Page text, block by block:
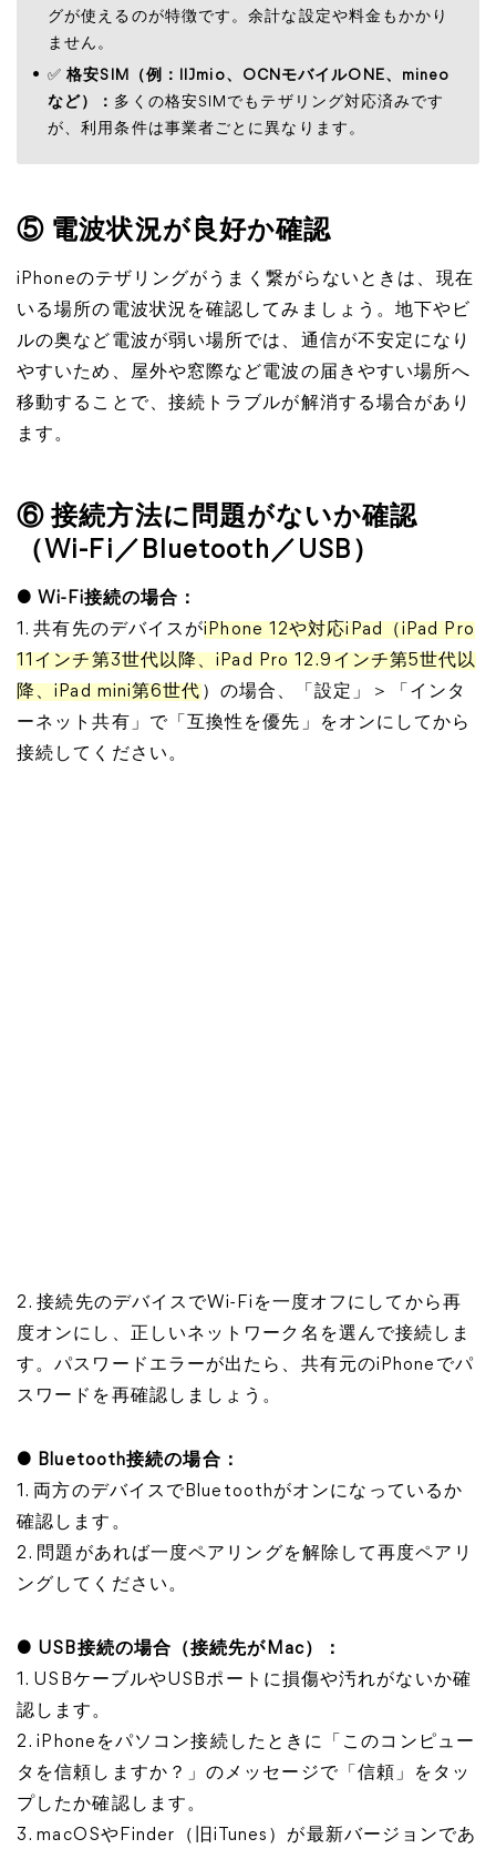
グが使えるのが特徴です。余計な設定や料金もかかり
ません。
✅格安SIM（例：IIJmio、OCNモバイルONE、mineo
など）： 多くの格安SIMでもテザリング対応済みです
が、利用条件は事業者ごとに異なります。
⑤ 電波状況が良好か確認
iPhoneのテザリングがうまく繋がらないときは、現在
いる場所の電波状況を確認してみましょう。地下やビ
ルの奥など電波が弱い場所では、通信が不安定になり
やすいため、屋外や窓際など電波の届きやすい場所へ
移動することで、接続トラブルが解消する場合があり
ます。
⑥ 接続方法に問題がないか確認
（Wi-Fi／Bluetooth／USB）
● Wi-Fi接続の場合：
1. 共有先のデバイスがiPhone 12や対応iPad（iPad Pro
11インチ第3世代以降、iPad Pro 12.9インチ第5世代以
降、iPad mini第6世代 ）の場合、「設定」＞「インタ
ーネット共有」で「互換性を優先」をオンにしてから
接続してください。
2. 接続先のデバイスでWi-Fiを一度オフにしてから再
度オンにし、正しいネットワーク名を選んで接続しま
す。パスワードエラーが出たら、共有元のiPhoneでパ
スワードを再確認しましょう。
● Bluetooth接続の場合：
1. 両方のデバイスでBluetoothがオンになっているか
確認します。
2. 問題があれば一度ペアリングを解除して再度ペアリ
ングしてください。
● USB接続の場合（接続先がMac）：
1. USBケーブルやUSBポートに損傷や汚れがないか確
認します。
2. iPhoneをパソコン接続したときに「このコンピュー
タを信頼しますか？」のメッセージで「信頼」をタッ
プしたか確認します。
3. macOSやFinder（旧iTunes）が最新バージョンであ